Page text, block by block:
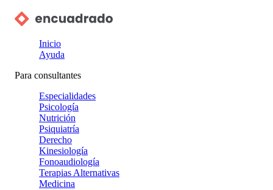
Inicio
Ayuda
Para consultantes
Especialidades
Psicología
Nutrición
Psiquiatría
Derecho
Kinesiología
Fonoaudiología
Terapias Alternativas
Medicina